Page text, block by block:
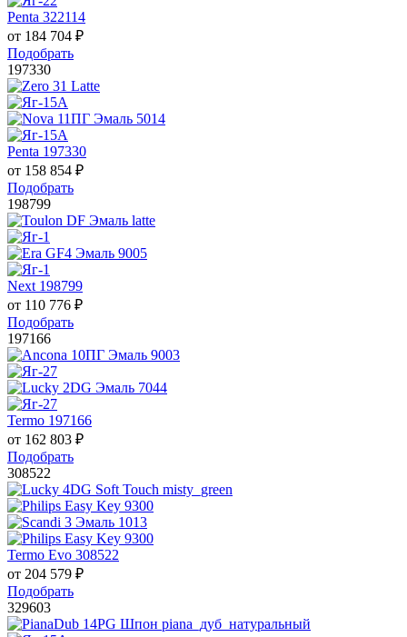
Penta 322114
от 184 704 ₽
Подобрать
197330
Penta 197330
от 158 854 ₽
Подобрать
198799
Next 198799
от 110 776 ₽
Подобрать
197166
Termo 197166
от 162 803 ₽
Подобрать
308522
Termo Evo 308522
от 204 579 ₽
Подобрать
329603